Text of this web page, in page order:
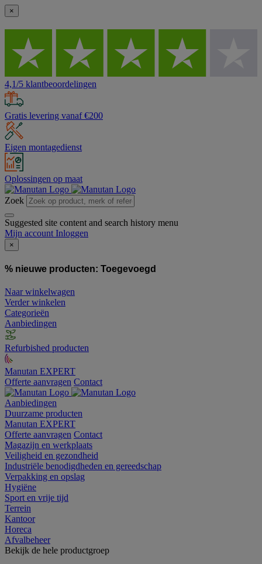
×
4,1/5 klantbeoordelingen
Gratis levering vanaf €200
Eigen montagedienst
Oplossingen op maat
Zoek
Suggested site content and search history menu
Mijn account Inloggen
×
% nieuwe producten: Toegevoegd
Naar winkelwagen
Verder winkelen
Categorieën
Aanbiedingen
Refurbished producten
Manutan EXPERT
Offerte aanvragen Contact
Aanbiedingen
Duurzame producten
Manutan EXPERT
Offerte aanvragen Contact
Magazijn en werkplaats
Veiligheid en gezondheid
Industriële benodigdheden en gereedschap
Verpakking en opslag
Hygiëne
Sport en vrije tijd
Terrein
Kantoor
Horeca
Afvalbeheer
Bekijk de hele productgroep